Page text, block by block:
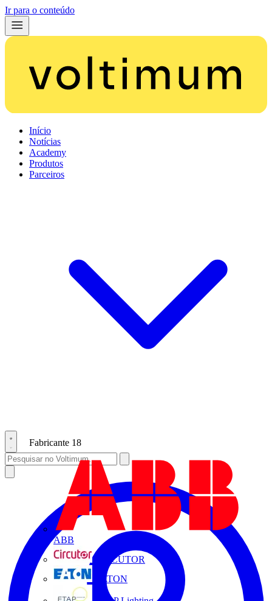
Ir para o conteúdo
Início
Notícias
Academy
Produtos
Parceiros
Fabricante 18
ABB
CIRCUTOR
EATON